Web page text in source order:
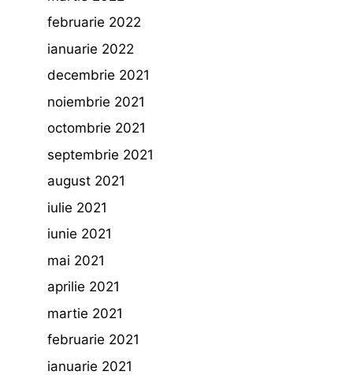
februarie 2022
ianuarie 2022
decembrie 2021
noiembrie 2021
octombrie 2021
septembrie 2021
august 2021
iulie 2021
iunie 2021
mai 2021
aprilie 2021
martie 2021
februarie 2021
ianuarie 2021